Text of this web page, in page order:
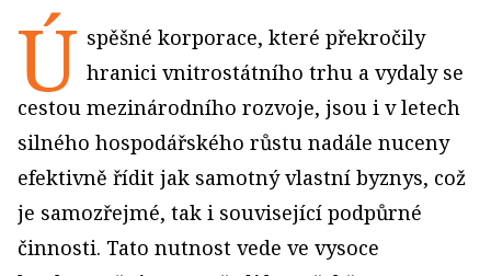
Ú spěšné korporace, které překročily
hranici vnitrostátního trhu a vydaly se
cestou mezinárodního rozvoje, jsou i v letech
silného hospodářského růstu nadále nuceny
efektivně řídit jak samotný vlastní byznys, což
je samozřejmé, tak i související podpůrné
činnosti. Tato nutnost vede ve vysoce